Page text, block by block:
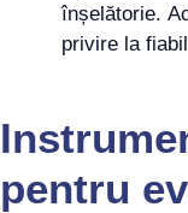
înșelătorie.
privire la
pentru